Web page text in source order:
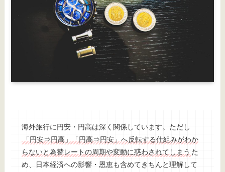
海外旅行に円安・円高は深く関係しています。ただし
「円安⇒円高」「円高⇒円安」へ反転する仕組みがわか
らないと為替レートの周期や変動に惑わされてしまう た
め、日本経済への影響・恩恵も含めてきちんと理解して